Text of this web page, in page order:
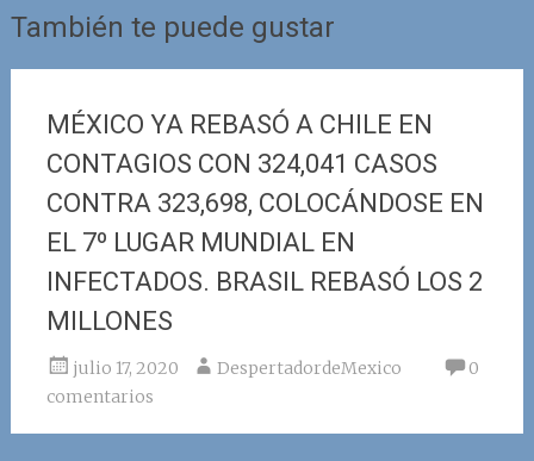
También te puede gustar
MÉXICO YA REBASÓ A CHILE EN
CONTAGIOS CON 324,041 CASOS
CONTRA 323,698, COLOCÁNDOSE EN
EL 7º LUGAR MUNDIAL EN
INFECTADOS. BRASIL REBASÓ LOS 2
MILLONES
julio 17, 2020 DespertadordeMexico
0
comentarios